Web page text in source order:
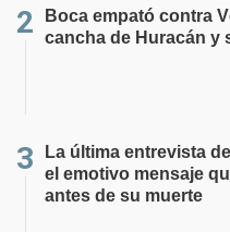
Boca empató contra
cancha de Huracán y
La última entrevista
el emotivo mensaje
antes de su muerte